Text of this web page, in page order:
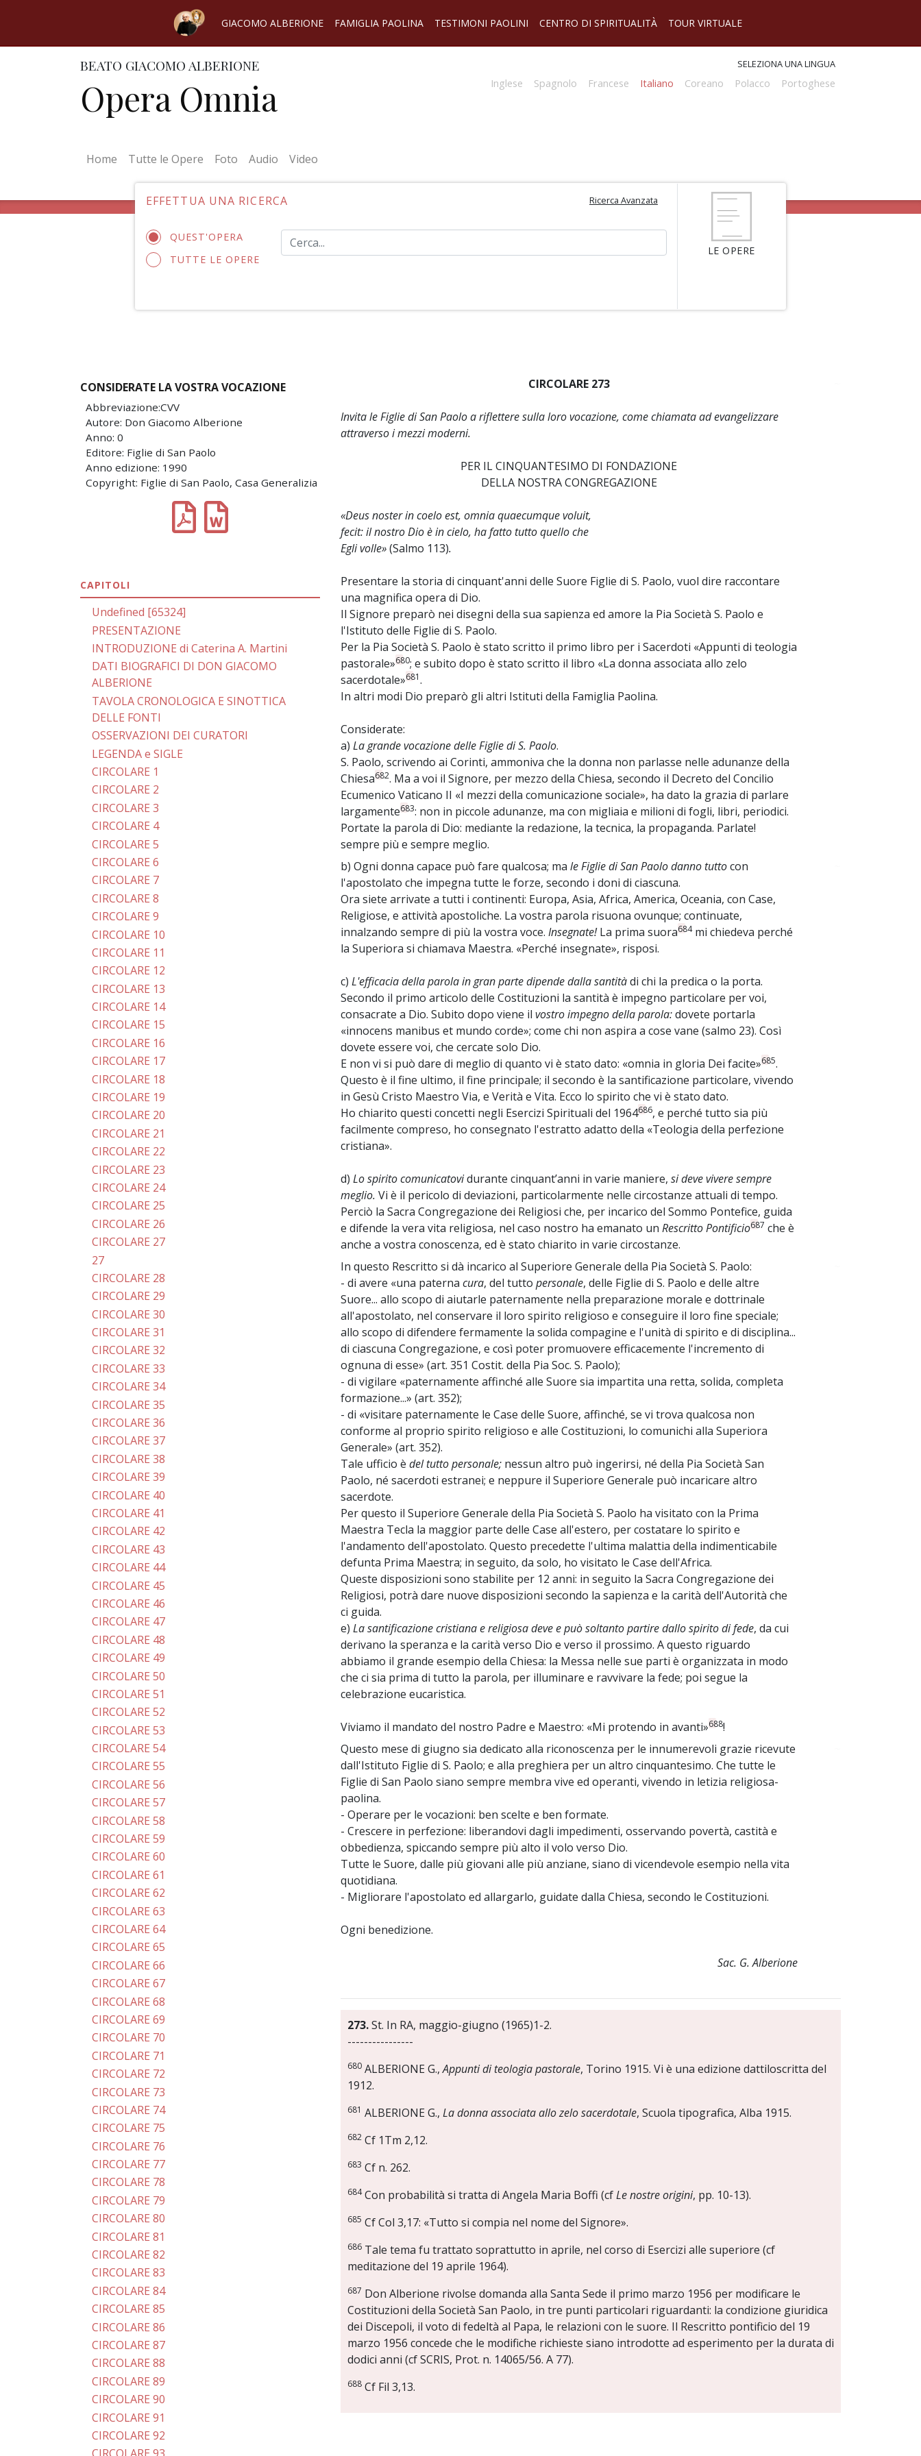
GIACOMO ALBERIONE FAMIGLIA PAOLINA TESTIMONI PAOLINI CENTRO DI SPIRITUALITÀ TOUR VIRTUALE
BEATO GIACOMO ALBERIONE
Opera Omnia
SELEZIONA UNA LINGUA
Inglese Spagnolo Francese Italiano Coreano Polacco Portoghese
Home (current)
Tutte le Opere Foto Audio Video
EFFETTUA UNA RICERCA Ricerca Avanzata
QUEST'OPERA
TUTTE LE OPERE
LE OPERE
CONSIDERATE LA VOSTRA VOCAZIONE
Abbreviazione:CVV
Autore: Don Giacomo Alberione
Anno: 0
Editore: Figlie di San Paolo
Anno edizione: 1990
Copyright: Figlie di San Paolo, Casa Generalizia
CAPITOLI
Undefined [65324]
PRESENTAZIONE
INTRODUZIONE di Caterina A. Martini
DATI BIOGRAFICI DI DON GIACOMO
ALBERIONE
TAVOLA CRONOLOGICA E SINOTTICA
DELLE FONTI
OSSERVAZIONI DEI CURATORI
LEGENDA e SIGLE
CIRCOLARE 1
CIRCOLARE 2
CIRCOLARE 3
CIRCOLARE 4
CIRCOLARE 5
CIRCOLARE 6
CIRCOLARE 7
CIRCOLARE 8
CIRCOLARE 9
CIRCOLARE 10
CIRCOLARE 11
CIRCOLARE 12
CIRCOLARE 13
CIRCOLARE 14
CIRCOLARE 15
CIRCOLARE 16
CIRCOLARE 17
CIRCOLARE 18
CIRCOLARE 19
CIRCOLARE 20
CIRCOLARE 21
CIRCOLARE 22
CIRCOLARE 23
CIRCOLARE 24
CIRCOLARE 25
CIRCOLARE 26
CIRCOLARE 27
27
CIRCOLARE 28
CIRCOLARE 29
CIRCOLARE 30
CIRCOLARE 31
CIRCOLARE 32
CIRCOLARE 33
CIRCOLARE 34
CIRCOLARE 35
CIRCOLARE 36
CIRCOLARE 37
CIRCOLARE 38
CIRCOLARE 39
CIRCOLARE 40
CIRCOLARE 41
CIRCOLARE 42
CIRCOLARE 43
CIRCOLARE 44
CIRCOLARE 45
CIRCOLARE 46
CIRCOLARE 47
CIRCOLARE 48
CIRCOLARE 49
CIRCOLARE 50
CIRCOLARE 51
CIRCOLARE 52
CIRCOLARE 53
CIRCOLARE 54
CIRCOLARE 55
CIRCOLARE 56
CIRCOLARE 57
CIRCOLARE 58
CIRCOLARE 59
CIRCOLARE 60
CIRCOLARE 61
CIRCOLARE 62
CIRCOLARE 63
CIRCOLARE 64
CIRCOLARE 65
CIRCOLARE 66
CIRCOLARE 67
CIRCOLARE 68
CIRCOLARE 69
CIRCOLARE 70
CIRCOLARE 71
CIRCOLARE 72
CIRCOLARE 73
CIRCOLARE 74
CIRCOLARE 75
CIRCOLARE 76
CIRCOLARE 77
CIRCOLARE 78
CIRCOLARE 79
CIRCOLARE 80
CIRCOLARE 81
CIRCOLARE 82
CIRCOLARE 83
CIRCOLARE 84
CIRCOLARE 85
CIRCOLARE 86
CIRCOLARE 87
CIRCOLARE 88
CIRCOLARE 89
CIRCOLARE 90
CIRCOLARE 91
CIRCOLARE 92
CIRCOLARE 273
Invita le Figlie di San Paolo a riflettere sulla loro vocazione, come chiamata ad evangelizzare
attraverso i mezzi moderni.
PER IL CINQUANTESIMO DI FONDAZIONE
DELLA NOSTRA CONGREGAZIONE
«Deus noster in coelo est, omnia quaecumque voluit,
fecit: il nostro Dio è in cielo, ha fatto tutto quello che
Egli volle»(Salmo 113).
Presentare la storia di cinquant'anni delle Suore Figlie di S. Paolo, vuol dire raccontare
una magnifica opera di Dio.
Il Signore preparò nei disegni della sua sapienza ed amore la Pia Società S. Paolo e
l'Istituto delle Figlie di S. Paolo.
Per la Pia Società S. Paolo è stato scritto il primo libro per i Sacerdoti «Appunti di teologia
pastorale»680; e subito dopo è stato scritto il libro «La donna associata allo zelo
sacerdotale»681.
In altri modi Dio preparò gli altri Istituti della Famiglia Paolina.
Considerate:
a) La grande vocazione delle Figlie di S. Paolo.
S. Paolo, scrivendo ai Corinti, ammoniva che la donna non parlasse nelle adunanze della
Chiesa682. Ma a voi il Signore, per mezzo della Chiesa, secondo il Decreto del Concilio
Ecumenico Vaticano II «I mezzi della comunicazione sociale», ha dato la grazia di parlare
largamente683: non in piccole adunanze, ma con migliaia e milioni di fogli, libri, periodici.
Portate la parola di Dio: mediante la redazione, la tecnica, la propaganda. Parlate!
sempre più e sempre meglio.
b) Ogni donna capace può fare qualcosa; ma le Figlie di San Paolo danno tuttocon
l'apostolato che impegna tutte le forze, secondo i doni di ciascuna.
Ora siete arrivate a tutti i continenti: Europa, Asia, Africa, America, Oceania, con Case,
Religiose, e attività apostoliche. La vostra parola risuona ovunque; continuate,
innalzando sempre di più la vostra voce. Insegnate!La prima suora684mi chiedeva perché
la Superiora si chiamava Maestra. «Perché insegnate», risposi.
c) L'efficacia della parola in gran parte dipende dalla santitàdi chi la predica o la porta.
Secondo il primo articolo delle Costituzioni la santità è impegno particolare per voi,
consacrate a Dio. Subito dopo viene il vostro impegno della parola:dovete portarla
«innocens manibus et mundo corde»; come chi non aspira a cose vane (salmo 23). Così
dovete essere voi, che cercate solo Dio.
E non vi si può dare di meglio di quanto vi è stato dato: «omnia in gloria Dei facite»685.
Questo è il fine ultimo, il fine principale; il secondo è la santificazione particolare, vivendo
in Gesù Cristo Maestro Via, e Verità e Vita. Ecco lo spirito che vi è stato dato.
Ho chiarito questi concetti negli Esercizi Spirituali del 1964686, e perché tutto sia più
facilmente compreso, ho consegnato l'estratto adatto della «Teologia della perfezione
cristiana».
d) Lo spirito comunicatovidurante cinquant’anni in varie maniere, si deve vivere sempre
meglio. Vi è il pericolo di deviazioni, particolarmente nelle circostanze attuali di tempo.
Perciò la Sacra Congregazione dei Religiosi che, per incarico del Sommo Pontefice, guida
e difende la vera vita religiosa, nel caso nostro ha emanato un Rescritto Pontificio687 che è
anche a vostra conoscenza, ed è stato chiarito in varie circostanze.
In questo Rescritto si dà incarico al Superiore Generale della Pia Società S. Paolo:
- di avere «una paterna cura, del tutto personale, delle Figlie di S. Paolo e delle altre
Suore... allo scopo di aiutarle paternamente nella preparazione morale e dottrinale
all'apostolato, nel conservare il loro spirito religioso e conseguire il loro fine speciale;
allo scopo di difendere fermamente la solida compagine e l'unità di spirito e di disciplina...
di ciascuna Congregazione, e così poter promuovere efficacemente l'incremento di
ognuna di esse» (art. 351 Costit. della Pia Soc. S. Paolo);
- di vigilare «paternamente affinché alle Suore sia impartita una retta, solida, completa
formazione...» (art. 352);
- di «visitare paternamente le Case delle Suore, affinché, se vi trova qualcosa non
conforme al proprio spirito religioso e alle Costituzioni, lo comunichi alla Superiora
Generale» (art. 352).
Tale ufficio è del tutto personale;nessun altro può ingerirsi, né della Pia Società San
Paolo, né sacerdoti estranei; e neppure il Superiore Generale può incaricare altro
sacerdote.
Per questo il Superiore Generale della Pia Società S. Paolo ha visitato con la Prima
Maestra Tecla la maggior parte delle Case all'estero, per costatare lo spirito e
l'andamento dell'apostolato. Questo precedette l'ultima malattia della indimenticabile
defunta Prima Maestra; in seguito, da solo, ho visitato le Case dell'Africa.
Queste disposizioni sono stabilite per 12 anni: in seguito la Sacra Congregazione dei
Religiosi, potrà dare nuove disposizioni secondo la sapienza e la carità dell'Autorità che
ci guida.
e) La santificazione cristiana e religiosa deve e può soltanto partire dallo spirito di fede, da cui
derivano la speranza e la carità verso Dio e verso il prossimo. A questo riguardo
abbiamo il grande esempio della Chiesa: la Messa nelle sue parti è organizzata in modo
che ci sia prima di tutto la parola, per illuminare e ravvivare la fede; poi segue la
celebrazione eucaristica.
Viviamo il mandato del nostro Padre e Maestro: «Mi protendo in avanti»688!
Questo mese di giugno sia dedicato alla riconoscenza per le innumerevoli grazie ricevute
dall'Istituto Figlie di S. Paolo; e alla preghiera per un altro cinquantesimo. Che tutte le
Figlie di San Paolo siano sempre membra vive ed operanti, vivendo in letizia religiosa-
paolina.
- Operare per le vocazioni: ben scelte e ben formate.
- Crescere in perfezione: liberandovi dagli impedimenti, osservando povertà, castità e
obbedienza, spiccando sempre più alto il volo verso Dio.
Tutte le Suore, dalle più giovani alle più anziane, siano di vicendevole esempio nella vita
quotidiana.
- Migliorare l'apostolato ed allargarlo, guidate dalla Chiesa, secondo le Costituzioni.
Ogni benedizione.
Sac. G. Alberione
273.St. In RA, maggio-giugno (1965)1-2.
----------------
680ALBERIONE G.,Appunti di teologia pastorale, Torino 1915. Vi è una edizione dattiloscritta del
1912.
681 ALBERIONE G., La donna associata allo zelo sacerdotale, Scuola tipografica, Alba 1915.
682Cf 1Tm 2,12.
683 Cf n. 262.
684Con probabilità si tratta di Angela Maria Boffi (cfLe nostre origini, pp. 10-13).
685 Cf Col 3,17: «Tutto si compia nel nome del Signore».
686Tale tema fu trattato soprattutto in aprile, nel corso di Esercizi alle superiore (cf
meditazione del 19 aprile 1964).
687 Don Alberione rivolse domanda alla Santa Sede il primo marzo 1956 per modificare le
Costituzioni della Società San Paolo, in tre punti particolari riguardanti: la condizione giuridica
dei Discepoli, il voto di fedeltà al Papa, le relazioni con le suore. Il Rescritto pontificio del 19
marzo 1956 concede che le modifiche richieste siano introdotte ad esperimento per la durata di
dodici anni (cf SCRIS, Prot. n. 14065/56. A 77).
688Cf Fil 3,13.